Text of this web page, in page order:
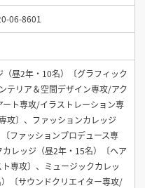
ス
校用）
06-8601
（昼2年・10名）〔グラフィック
テリア＆空間デザイン専攻/アク
ート専攻/イラストレーション専
攻〕、ファッションカレッジ
〔ファッションプロデュース専
レッジ（昼2年・15名）〔ヘア
ト専攻〕、ミュージックカレッ
〔サウンドクリエイター専攻/